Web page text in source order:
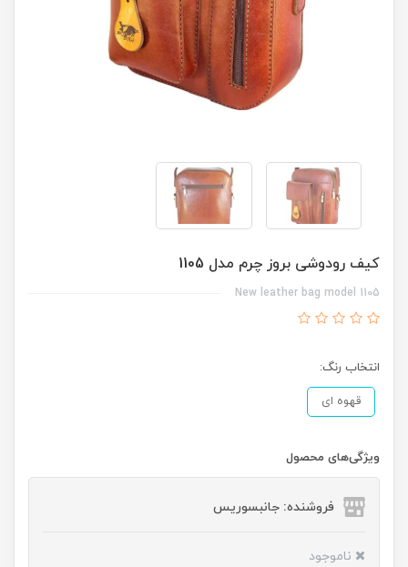
کیف رودوشی بروز چرم مدل 1105
New leather bag model 1105
انتخاب رنگ:
قهوه ای
ویژگی‌های محصول
فروشنده: جانبسوریس
ناموجود